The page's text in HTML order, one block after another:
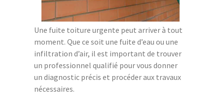
Une fuite toiture urgente peut arriver à tout
moment. Que ce soit une fuite d’eau ou une
infiltration d’air, il est important de trouver
un professionnel qualifié pour vous donner
un diagnostic précis et procéder aux travaux
nécessaires.